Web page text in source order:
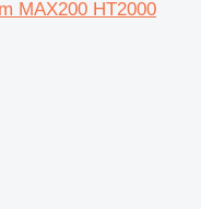
MAX200 HT2000